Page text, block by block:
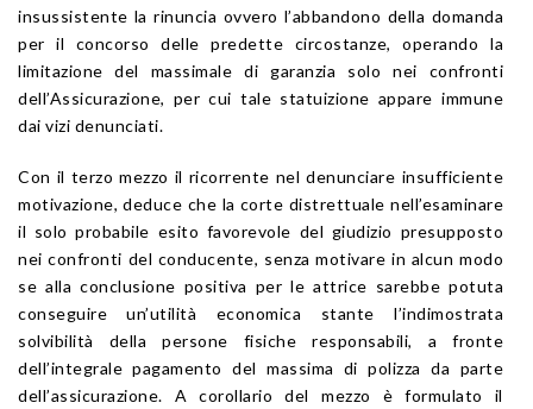
insussistente la rinuncia ovvero l’abbandono della domanda
per il concorso delle predette circostanze, operando la
limitazione del massimale di garanzia solo nei confronti
dell’Assicurazione, per cui tale statuizione appare immune
dai vizi denunciati.
Con il terzo mezzo il ricorrente nel denunciare insufficiente
motivazione, deduce che la corte distrettuale nell’esaminare
il solo probabile esito favorevole del giudizio presupposto
nei confronti del conducente, senza motivare in alcun modo
se alla conclusione positiva per le attrice sarebbe potuta
conseguire un’utilità economica stante l’indimostrata
solvibilità della persone fisiche responsabili, a fronte
dell’integrale pagamento del massima di polizza da parte
dell’assicurazione. A corollario del mezzo è formulato il